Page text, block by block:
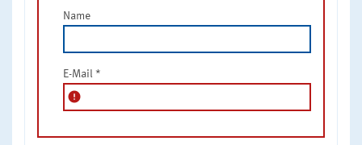
Name
E-Mail *
error